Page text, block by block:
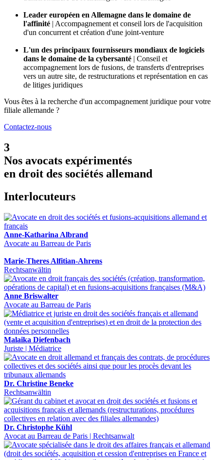
Leader européen en Allemagne dans le domaine de
l'affinité | Accompagnement et conseil lors de l'acquisition
d'un concurrent et création d'une joint-venture
L'un des principaux fournisseurs mondiaux de logiciels
dans le domaine de la cybersanté | Conseil et
accompagnement lors de fusions, de transferts d'entreprises
vers un autre site, de restructurations et représentation en cas
de litiges juridiques
Vous êtes à la recherche d'un accompagnement juridique pour votre
filiale allemande ?
Contactez-nous
3
Nos avocats expérimentés
en droit des sociétés allemand
Interlocuteurs
Anne-Katharina Albrand
Avocate au Barreau de Paris
Marie-Theres Alfitian-Ahrens
Rechtsanwältin
Anne Briswalter
Avocate au Barreau de Paris
Malaika Diefenbach
Juriste | Médiatrice
Dr. Christine Beneke
Rechtsanwältin
Dr. Christophe Kühl
Avocat au Barreau de Paris | Rechtsanwalt